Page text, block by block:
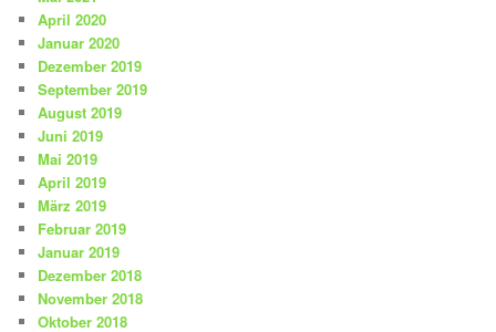
April 2020
Januar 2020
Dezember 2019
September 2019
August 2019
Juni 2019
Mai 2019
April 2019
März 2019
Februar 2019
Januar 2019
Dezember 2018
November 2018
Oktober 2018